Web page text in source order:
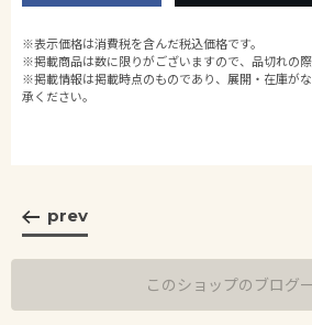
※表示価格は消費税を含んだ税込価格です。
※掲載商品は数に限りがございますので、品切れの際
※掲載情報は掲載時点のものであり、展開・在庫が
承ください。
prev
このショップのブログ